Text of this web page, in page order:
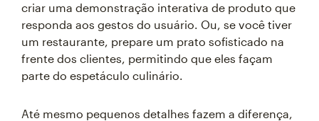
criar uma demonstração interativa de produto que
responda aos gestos do usuário. Ou, se você tiver
um restaurante, prepare um prato sofisticado na
frente dos clientes, permitindo que eles façam
parte do espetáculo culinário.
Até mesmo pequenos detalhes fazem a diferença,